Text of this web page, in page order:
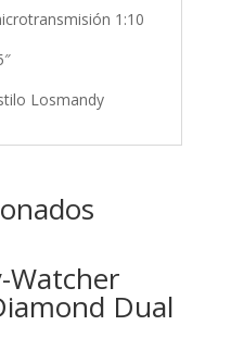
1:10
Losmandy
Watcher
Dual